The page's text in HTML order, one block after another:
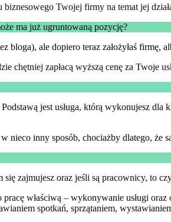
Twojej firmy na temat jej
ma już ugruntowaną pozycję?
bloga), ale dopiero teraz założyłaś
chętniej zapłacą wyższą cenę za Twoje
jest usługa, którą wykonujesz
nieco inny sposób, chociażby dlatego, że
zajmujesz oraz jeśli są pracownicy, to
właściwą – wykonywanie usługi
spotkań, sprzątaniem,